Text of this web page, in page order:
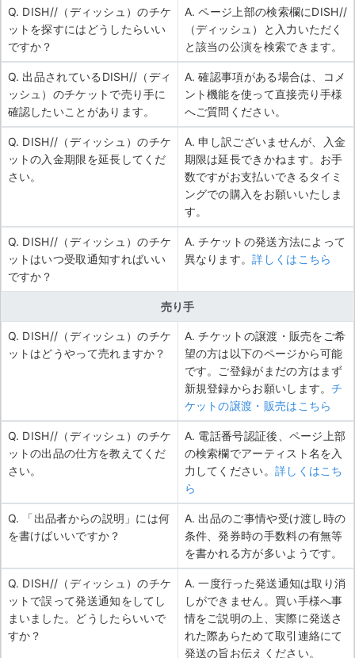
Q. DISH//（ディッシュ）のチケ
ットを探すにはどうしたらいい
ですか？
A. ページ上部の検索欄にDISH//
（ディッシュ）と入力いただく
と該当の公演を検索できます。
Q. 出品されているDISH//（ディ
ッシュ）のチケットで売り手に
確認したいことがあります。
A. 確認事項がある場合は、コメ
ント機能を使って直接売り手様
へご質問ください。
Q. DISH//（ディッシュ）のチケ
ットの入金期限を延長してくだ
さい。
A. 申し訳ございませんが、入金
期限は延長できかねます。お手
数ですがお支払いできるタイミ
ングでの購入をお願いいたしま
す。
Q. DISH//（ディッシュ）のチケ
ットはいつ受取通知すればいい
ですか？
A. チケットの発送方法によって
異なります。詳しくはこちら
売り手
Q. DISH//（ディッシュ）のチケ
ットはどうやって売れますか？
A. チケットの譲渡・販売をご希
望の方は以下のページから可能
です。ご登録がまだの方はまず
新規登録からお願いします。チ
ケットの譲渡・販売はこちら
Q. DISH//（ディッシュ）のチケ
ットの出品の仕方を教えてくだ
さい。
A. 電話番号認証後、ページ上部
の検索欄でアーティスト名を入
力してください。 詳しくはこち
ら
Q. 「出品者からの説明」には何
を書けばいいですか？
A. 出品のご事情や受け渡し時の
条件、発券時の手数料の有無等
を書かれる方が多いようです。
Q. DISH//（ディッシュ）のチケ
ットで誤って発送通知をしてし
まいました。どうしたらいいで
すか？
A. 一度行った発送通知は取り消
しができません。買い手様へ事
情をご説明の上、実際に発送さ
れた際あらためて取引連絡にて
発送の旨お伝えください。